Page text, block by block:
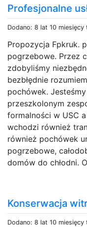
Profesjonalne
Dodano: 8 lat 10 miesięcy
Propozycja Fpkruk.
pogrzebowe. Przez
zdobyliśmy
bezbłędnie
pochówek.
przeszkolonym
formalności w USC
wchodzi również
również pochówek
pogrzebowe,
domów do chłodni.
Konserwacja
Dodano: 8 lat 10 miesięcy